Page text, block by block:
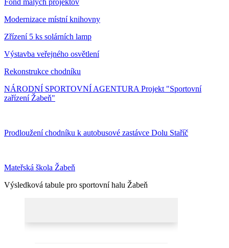
Fond malých projektov
Modernizace místní knihovny
Zřízení 5 ks solárních lamp
Výstavba veřejného osvětlení
Rekonstrukce chodníku
NÁRODNÍ SPORTOVNÍ AGENTURA Projekt "Sportovní
zařízení Žabeň"
Prodloužení chodníku k autobusové zastávce Dolu Staříč
Mateřská škola Žabeň
Výsledková tabule pro sportovní halu Žabeň